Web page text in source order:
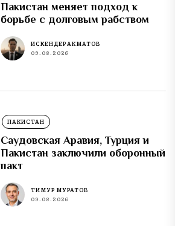
Пакистан меняет подход к
борьбе с долговым рабством
ИСКЕНДЕР АКМАТОВ
09.08.2026
ПАКИСТАН
Саудовская Аравия, Турция и
Пакистан заключили оборонный
пакт
ТИМУР МУРАТОВ
09.08.2026